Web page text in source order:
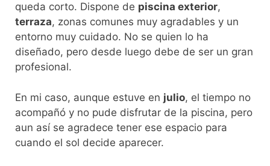
queda corto. Dispone de piscina exterior,
terraza, zonas comunes muy agradables y un
entorno muy cuidado. No se quien lo ha
diseñado, pero desde luego debe de ser un gran
profesional.
En mi caso, aunque estuve en julio, el tiempo no
acompañó y no pude disfrutar de la piscina, pero
aun así se agradece tener ese espacio para
cuando el sol decide aparecer.